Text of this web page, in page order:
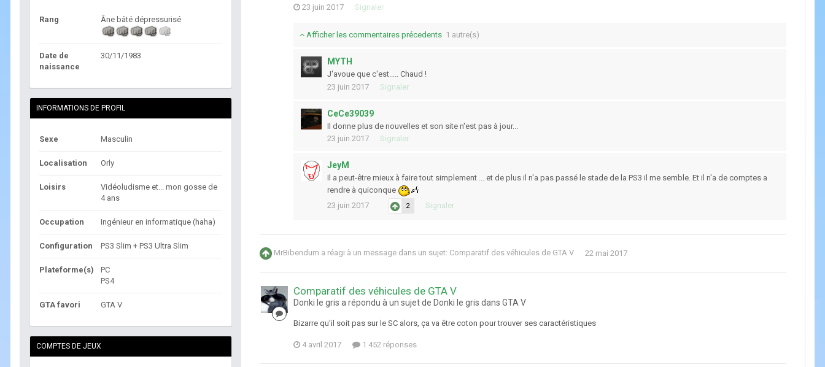
Rang Âne bâté dépressurisé
Date de
naissance
30/11/1983
INFORMATIONS DE PROFIL
Sexe Masculin
Localisation Orly
Loisirs
Vidéoludisme et... mon gosse de
4 ans
Occupation Ingénieur en informatique (haha)
Configuration PS3 Slim + PS3 Ultra Slim
Plateforme(s)
PC
PS4
GTA favori GTA V
COMPTES DE JEUX
23 juin 2017 Signaler
Afficher les commentaires précedents 1 autre(s)
MYTH
J'avoue que c'est..... Chaud !
23 juin 2017
Signaler
CeCe39039
Il donne plus de nouvelles et son site n'est pas à jour...
23 juin 2017
Signaler
JeyM
Il a peut-être mieux à faire tout simplement ... et de plus il n'a pas passé le stade de la PS3 il me semble. Et il n'a de comptes a
rendre à quiconque
23 juin 2017
2 Signaler
MrBibendum a réagi à un message dans un sujet: Comparatif des véhicules de GTA V 22 mai 2017
Comparatif des véhicules de GTA V
Donki le gris a répondu à un sujet de Donki le gris dans GTA V
Bizarre qu'il soit pas sur le SC alors, ça va être coton pour trouver ses caractéristiques
4 avril 2017 1 452 réponses